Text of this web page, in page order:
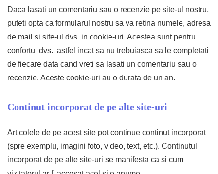
Daca lasati un comentariu sau o recenzie pe site-ul nostru,
puteti opta ca formularul nostru sa va retina numele, adresa
de mail si site-ul dvs. in cookie-uri. Acestea sunt pentru
confortul dvs., astfel incat sa nu trebuiasca sa le completati
de fiecare data cand vreti sa lasati un comentariu sau o
recenzie. Aceste cookie-uri au o durata de un an.
Continut incorporat de pe alte site-uri
Articolele de pe acest site pot continue continut incorporat
(spre exemplu, imagini foto, video, text, etc.). Continutul
incorporat de pe alte site-uri se manifesta ca si cum